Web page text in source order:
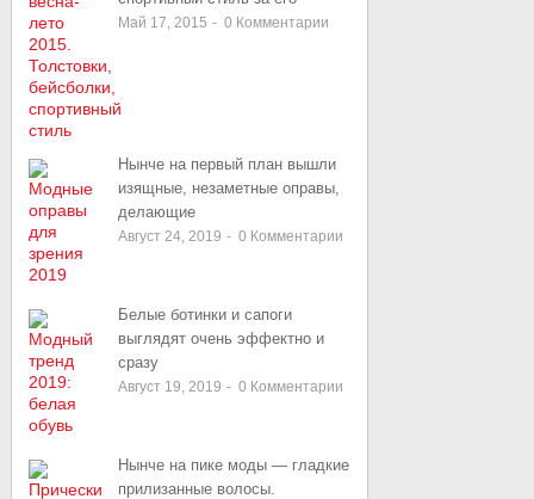
Май 17, 2015 - 0 Комментарии
Нынче на первый план вышли
изящные, незаметные оправы,
делающие
Август 24, 2019 - 0 Комментарии
Белые ботинки и сапоги
выглядят очень эффектно и
сразу
Август 19, 2019 - 0 Комментарии
Нынче на пике моды — гладкие
прилизанные волосы.